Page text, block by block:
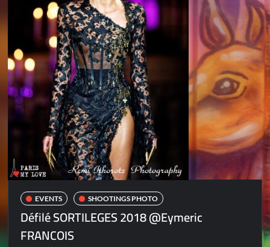
EVENTS SHOOTINGS PHOTO
Défilé SORTILEGES 2018 @Eymeric
FRANCOIS